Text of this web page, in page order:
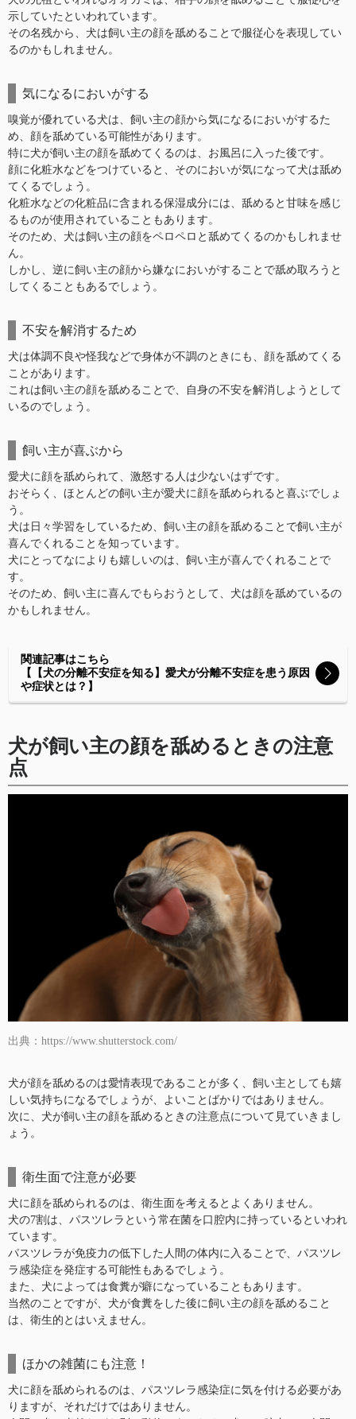
示していたといわれています。
その名残から、犬は飼い主の顔を舐めることで服従心を表現してい
るのかもしれません。
気になるにおいがする
嗅覚が優れている犬は、飼い主の顔から気になるにおいがするた
め、顔を舐めている可能性があります。
特に犬が飼い主の顔を舐めてくるのは、お風呂に入った後です。
顔に化粧水などをつけていると、そのにおいが気になって犬は舐め
てくるでしょう。
化粧水などの化粧品に含まれる保湿成分には、舐めると甘味を感じ
るものが使用されていることもあります。
そのため、犬は飼い主の顔をペロペロと舐めてくるのかもしれませ
ん。
しかし、逆に飼い主の顔から嫌なにおいがすることで舐め取ろうと
してくることもあるでしょう。
不安を解消するため
犬は体調不良や怪我などで身体が不調のときにも、顔を舐めてくる
ことがあります。
これは飼い主の顔を舐めることで、自身の不安を解消しようとして
いるのでしょう。
飼い主が喜ぶから
愛犬に顔を舐められて、激怒する人は少ないはずです。
おそらく、ほとんどの飼い主が愛犬に顔を舐められると喜ぶでしょ
う。
犬は日々学習をしているため、飼い主の顔を舐めることで飼い主が
喜んでくれることを知っています。
犬にとってなによりも嬉しいのは、飼い主が喜んでくれることで
す。
そのため、飼い主に喜んでもらおうとして、犬は顔を舐めているの
かもしれません。
関連記事はこちら
【【犬の分離不安症を知る】愛犬が分離不安症を患う原因
や症状とは？】
犬が飼い主の顔を舐めるときの注意
点
出典：https://www.shutterstock.com/
犬が顔を舐めるのは愛情表現であることが多く、飼い主としても嬉
しい気持ちになるでしょうが、よいことばかりではありません。
次に、犬が飼い主の顔を舐めるときの注意点について見ていきまし
ょう。
衛生面で注意が必要
犬に顔を舐められるのは、衛生面を考えるとよくありません。
犬の7割は、パスツレラという常在菌を口腔内に持っているといわれ
ています。
パスツレラが免疫力の低下した人間の体内に入ることで、パスツレ
ラ感染症を発症する可能性もあるでしょう。
また、犬によっては食糞が癖になっていることもあります。
当然のことですが、犬が食糞をした後に飼い主の顔を舐めること
は、衛生的とはいえません。
ほかの雑菌にも注意！
犬に顔を舐められるのは、パスツレラ感染症に気を付ける必要があ
りますが、それだけではありません。